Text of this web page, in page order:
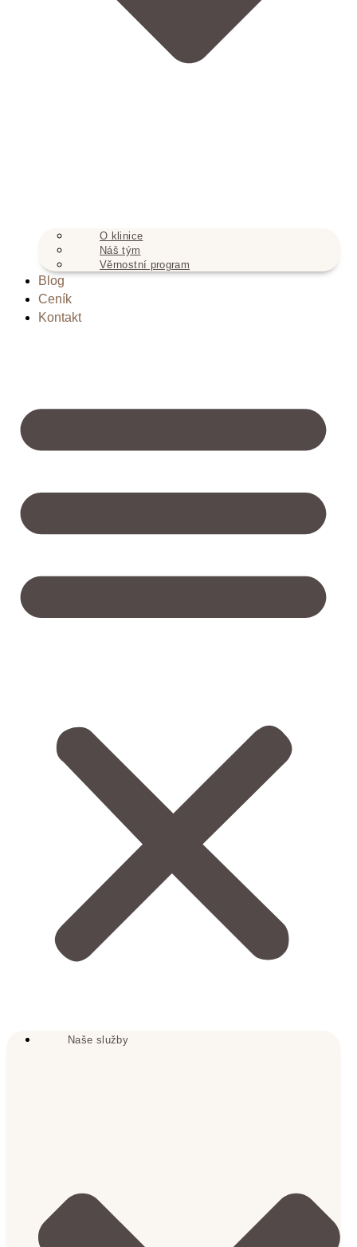
O klinice
Náš tým
Věrnostní program
Blog
Ceník
Kontakt
Naše služby